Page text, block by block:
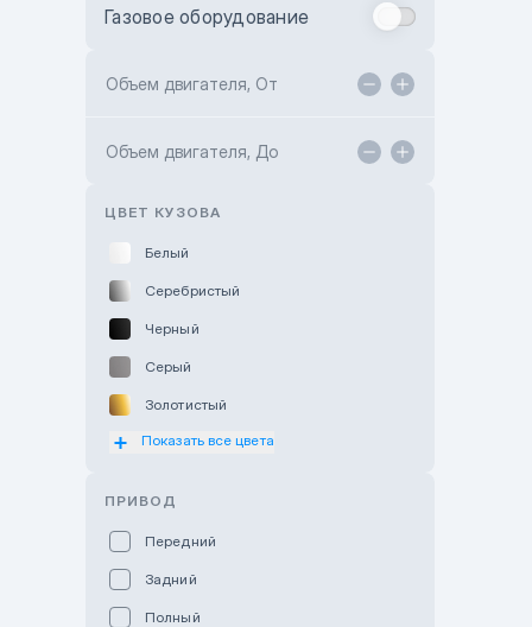
Toyota Kokshetau
Hyundai ShymCity
Газовое оборудование
Объем двигателя, От
Объем двигателя, До
ЦВЕТ КУЗОВА
Белый
Серебристый
Черный
Серый
Золотистый
Оранжевый
Показать все цвета
ПРИВОД
Передний
Задний
Полный